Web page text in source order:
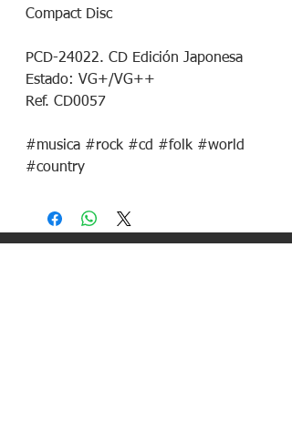
Compact Disc
PCD-24022. CD Edición Japonesa
Estado: VG+/VG++
Ref. CD0057
#musica #rock #cd #folk #world
#country